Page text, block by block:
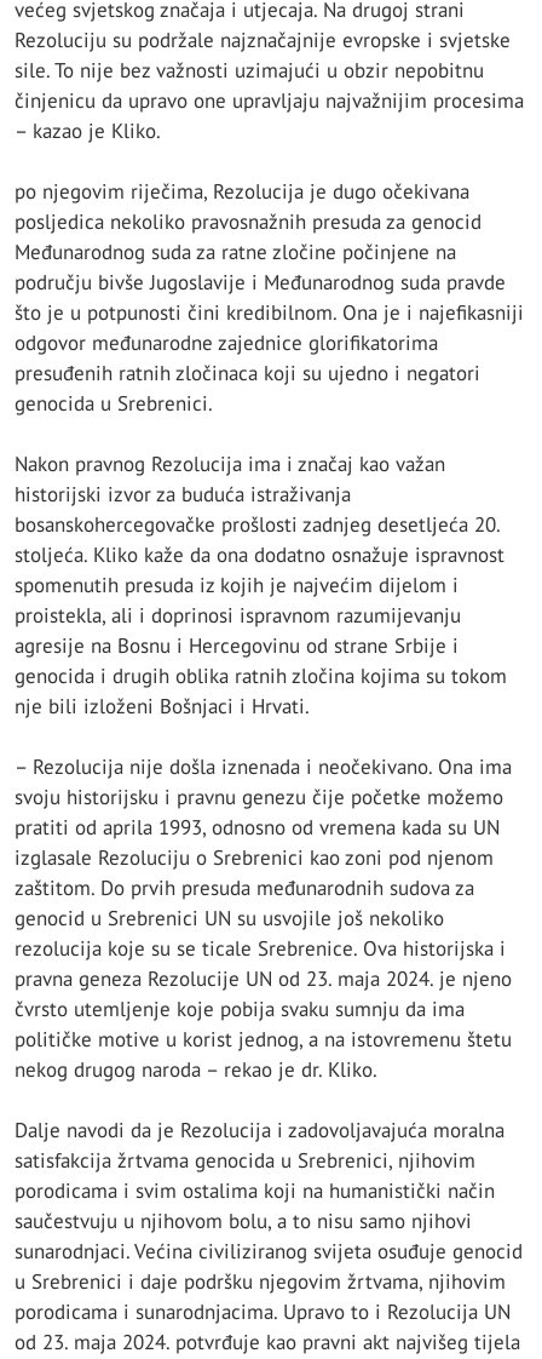
većeg svjetskog značaja i utjecaja. Na drugoj strani
Rezoluciju su podržale najznačajnije evropske i svjetske
sile. To nije bez važnosti uzimajući u obzir nepobitnu
činjenicu da upravo one upravljaju najvažnijim procesima
– kazao je Kliko.
po njegovim riječima, Rezolucija je dugo očekivana
posljedica nekoliko pravosnažnih presuda za genocid
Međunarodnog suda za ratne zločine počinjene na
području bivše Jugoslavije i Međunarodnog suda pravde
što je u potpunosti čini kredibilnom. Ona je i najefikasniji
odgovor međunarodne zajednice glorifikatorima
presuđenih ratnih zločinaca koji su ujedno i negatori
genocida u Srebrenici.
Nakon pravnog Rezolucija ima i značaj kao važan
historijski izvor za buduća istraživanja
bosanskohercegovačke prošlosti zadnjeg desetljeća 20.
stoljeća. Kliko kaže da ona dodatno osnažuje ispravnost
spomenutih presuda iz kojih je najvećim dijelom i
proistekla, ali i doprinosi ispravnom razumijevanju
agresije na Bosnu i Hercegovinu od strane Srbije i
genocida i drugih oblika ratnih zločina kojima su tokom
nje bili izloženi Bošnjaci i Hrvati.
– Rezolucija nije došla iznenada i neočekivano. Ona ima
svoju historijsku i pravnu genezu čije početke možemo
pratiti od aprila 1993, odnosno od vremena kada su UN
izglasale Rezoluciju o Srebrenici kao zoni pod njenom
zaštitom. Do prvih presuda međunarodnih sudova za
genocid u Srebrenici UN su usvojile još nekoliko
rezolucija koje su se ticale Srebrenice. Ova historijska i
pravna geneza Rezolucije UN od 23. maja 2024. je njeno
čvrsto utemljenje koje pobija svaku sumnju da ima
političke motive u korist jednog, a na istovremenu štetu
nekog drugog naroda – rekao je dr. Kliko.
Dalje navodi da je Rezolucija i zadovoljavajuća moralna
satisfakcija žrtvama genocida u Srebrenici, njihovim
porodicama i svim ostalima koji na humanistički način
saučestvuju u njihovom bolu, a to nisu samo njihovi
sunarodnjaci. Većina civiliziranog svijeta osuđuje genocid
u Srebrenici i daje podršku njegovim žrtvama, njihovim
porodicama i sunarodnjacima. Upravo to i Rezolucija UN
od 23. maja 2024. potvrđuje kao pravni akt najvišeg tijela